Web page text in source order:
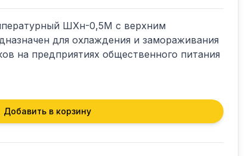
ШХн-0,5М с верхним
для охлаждения и замораживания
на предприятиях общественного питания
Добавить в корзину